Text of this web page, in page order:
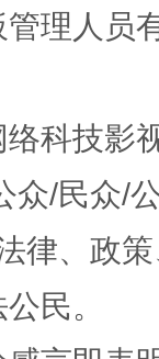
理人员
科技影
众/民众/
律、政
民。